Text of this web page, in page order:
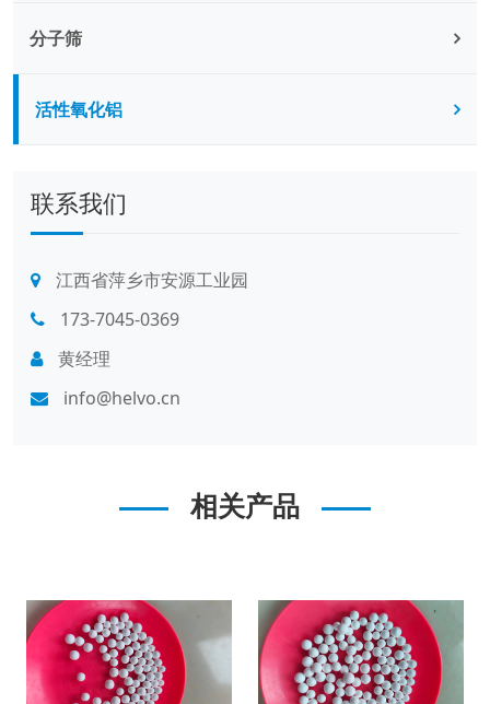
分子筛
活性氧化铝
联系我们
江西省萍乡市安源工业园
173-7045-0369
黄经理
info@helvo.cn
相关产品